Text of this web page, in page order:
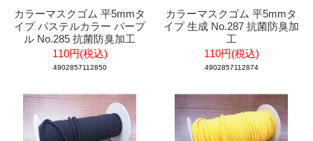
カラーマスクゴム 平5mmタ
イプ パステルカラー パープ
ル No.285 抗菌防臭加工
110円(税込)
4902857112850
カラーマスクゴム 平5mmタ
イプ 生成 No.287 抗菌防臭加
工
110円(税込)
4902857112874